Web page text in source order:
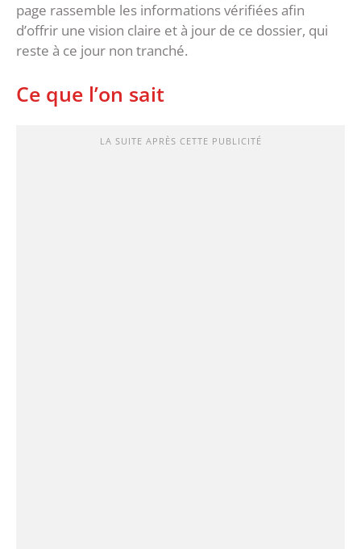
page rassemble les informations vérifiées afin
d’offrir une vision claire et à jour de ce dossier, qui
reste à ce jour non tranché.
Ce que l’on sait
LA SUITE APRÈS CETTE PUBLICITÉ